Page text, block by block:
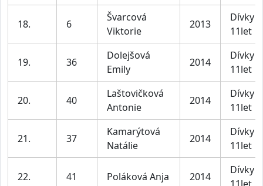
18. 6
Švarcová
Viktorie
2013
Dívky
11let
19. 36
Dolejšová
Emily
2014
Dívky
11let
20. 40
Laštovičková
Antonie
2014
Dívky
11let
21. 37
Kamarýtová
Natálie
2014
Dívky
11let
22. 41 Poláková Anja 2014
Dívky